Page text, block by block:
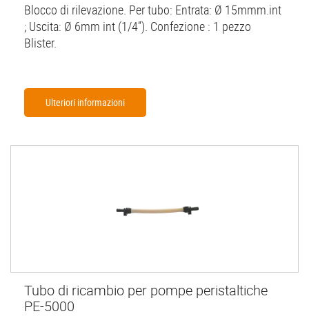
Blocco di rilevazione. Per tubo: Entrata: Ø 15mmm.int
; Uscita: Ø 6mm int (1/4”). Confezione : 1 pezzo
Blister.
Ulteriori informazioni
Tubo di ricambio per pompe peristaltiche
PE-5000